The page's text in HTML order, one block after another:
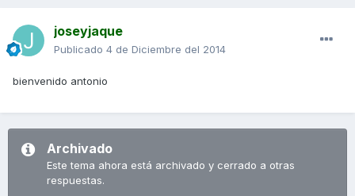
joseyjaque
Publicado 4 de Diciembre del 2014
bienvenido antonio
Archivado
Este tema ahora está archivado y cerrado a otras
respuestas.